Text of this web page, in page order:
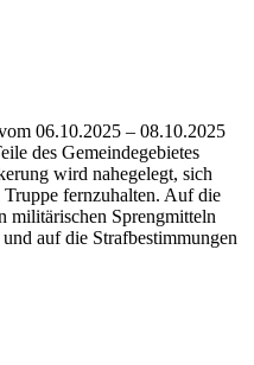
06.10.2025 – 08.10.2025
des Gemeindegebietes
wird nahegelegt, sich
fernzuhalten. Auf die
militärischen Sprengmitteln
auf die Strafbestimmungen